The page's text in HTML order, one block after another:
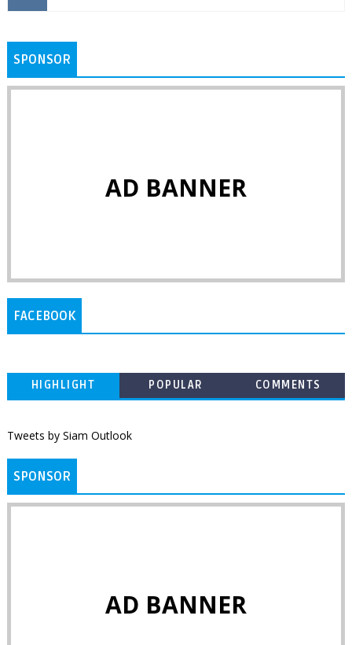
SPONSOR
AD BANNER
FACEBOOK
HIGHLIGHT POPULAR COMMENTS
Tweets by Siam Outlook
SPONSOR
AD BANNER